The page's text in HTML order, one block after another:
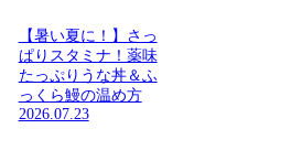
【暑い夏に！】さっ
ぱりスタミナ！薬味
たっぷりうな丼＆ふ
っくら鰻の温め方
2026.07.23